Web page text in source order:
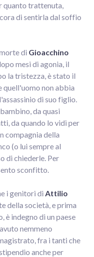
quanto trattenuta,
di sentirla dal soffio
di Gioacchino
mesi di agonia, il
la tristezza, è stato il
quell'uomo non abbia
di suo figlio.
da quasi
da quando lo vidi per
compagnia della
(o lui sempre al
di chiederle. Per
sconfitto.
i genitori di Attilio
della società, e prima
indegno di un paese
nemmeno
fra i tanti che
anche per